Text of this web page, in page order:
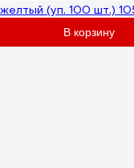
желтый (уп. 100 шт.)
В корзину